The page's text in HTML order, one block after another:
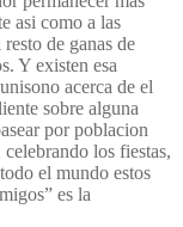
asi­ como a las
de ganas de
Y existen esa
acerca de el
sobre alguna
por poblacion
los fiestas,
el mundo estos
es la